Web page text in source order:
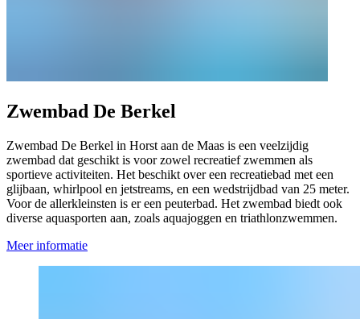
Zwembad De Berkel
Zwembad De Berkel in Horst aan de Maas is een veelzijdig
zwembad dat geschikt is voor zowel recreatief zwemmen als
sportieve activiteiten. Het beschikt over een recreatiebad met een
glijbaan, whirlpool en jetstreams, en een wedstrijdbad van 25 meter.
Voor de allerkleinsten is er een peuterbad. Het zwembad biedt ook
diverse aquasporten aan, zoals aquajoggen en triathlonzwemmen.
Meer informatie